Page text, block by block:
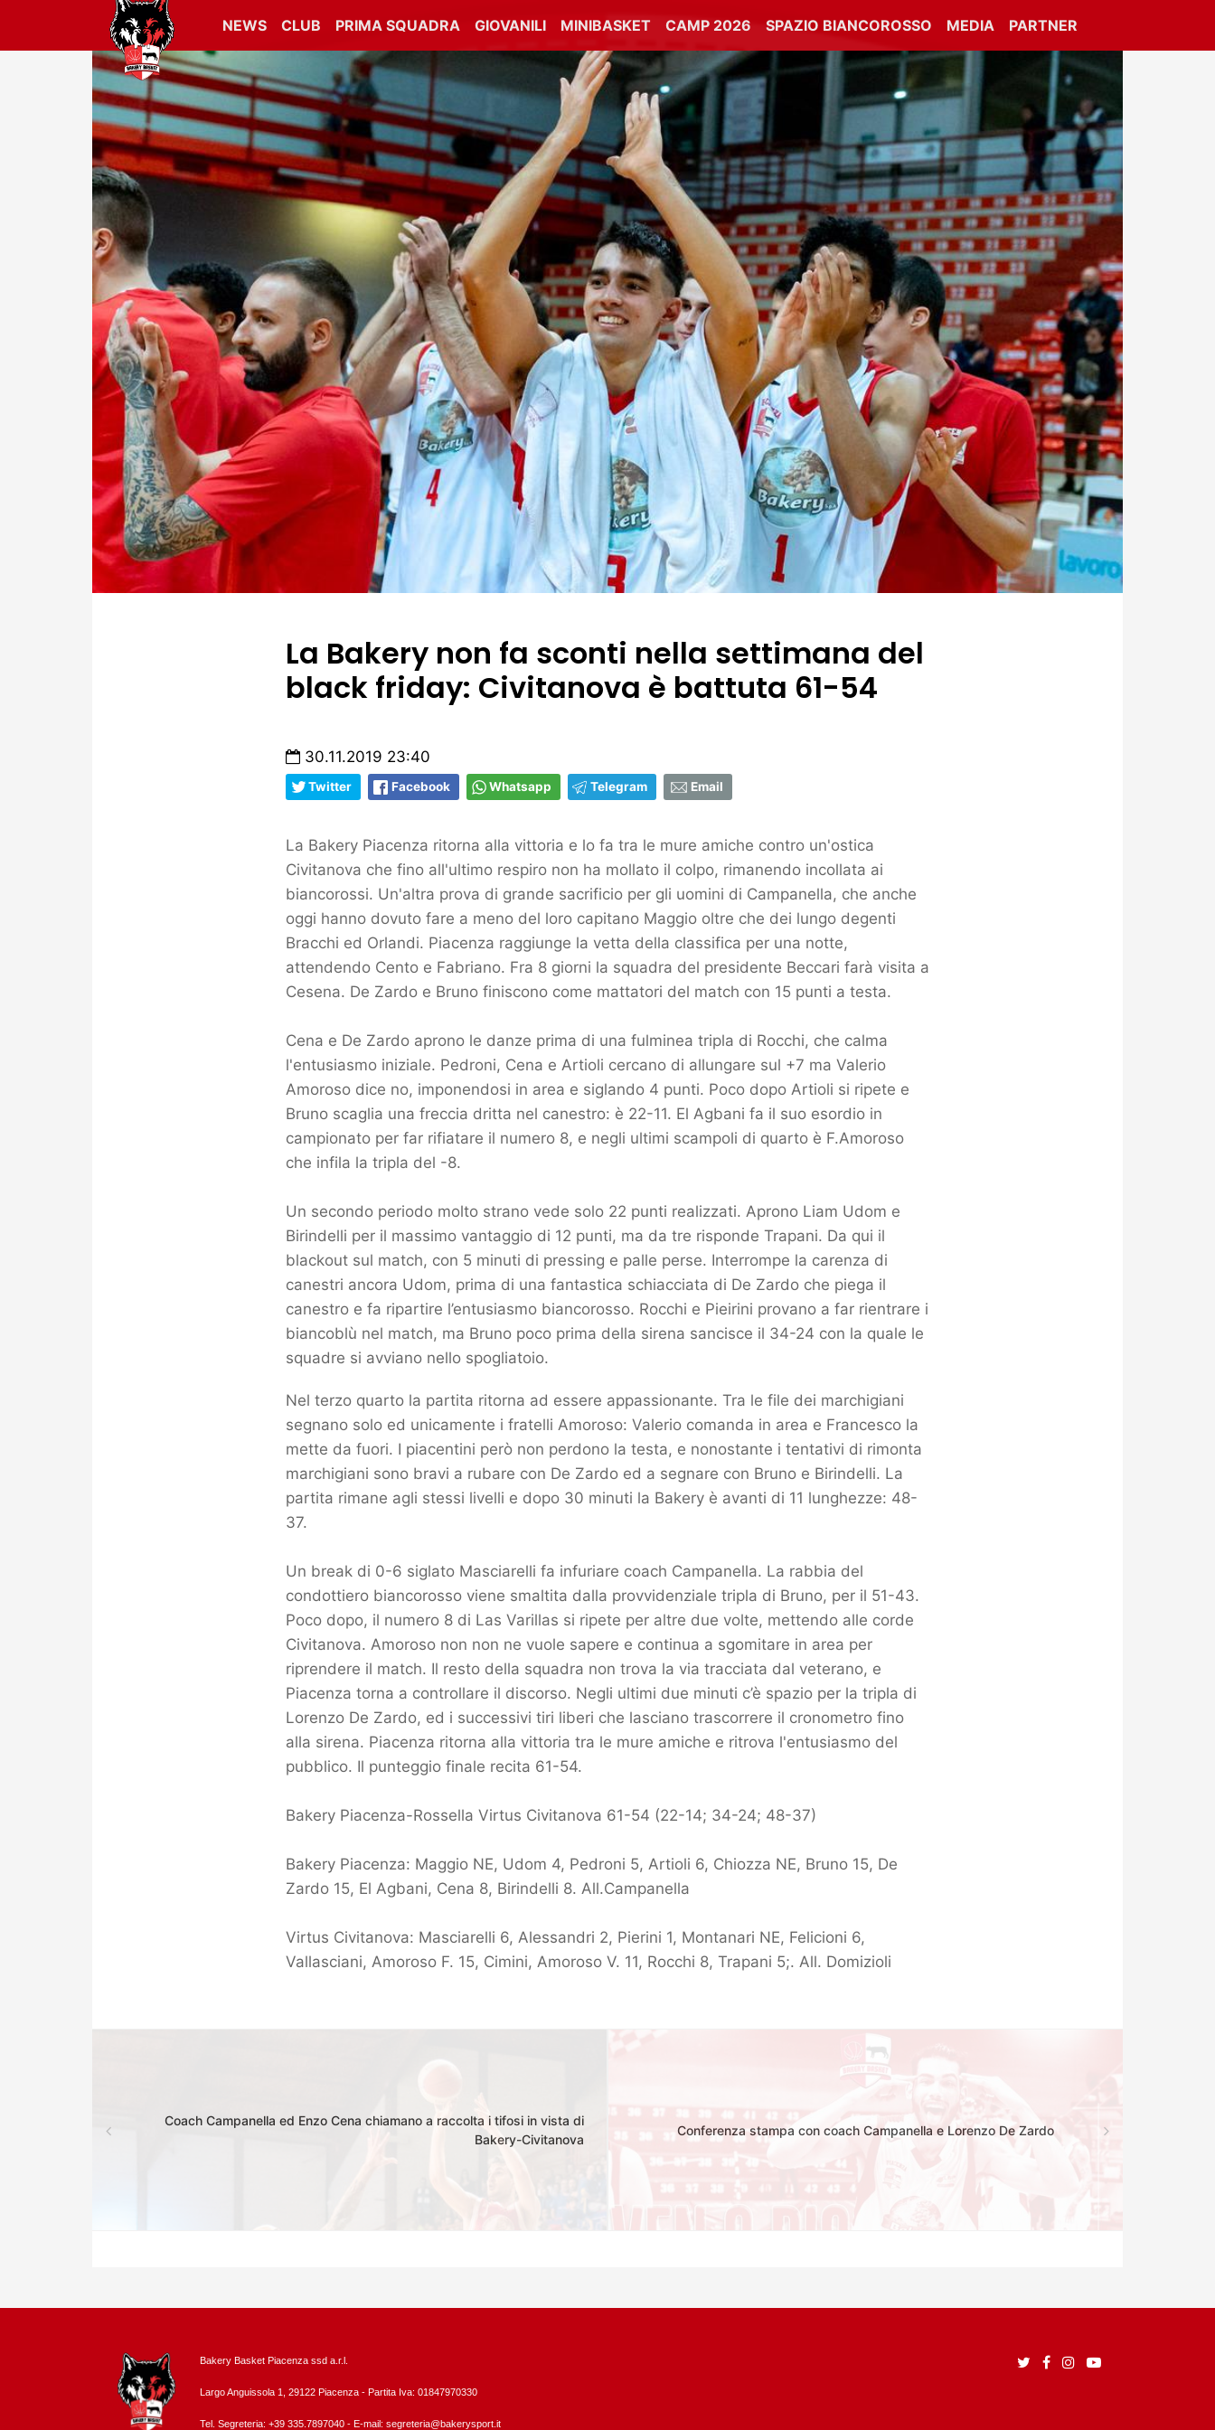
NEWS CLUB PRIMA SQUADRA GIOVANILI MINIBASKET CAMP 2026 SPAZIO BIANCOROSSO MEDIA PARTNER
La Bakery non fa sconti nella settimana del
black friday: Civitanova è battuta 61-54
30.11.2019 23:40
Twitter Facebook Whatsapp Telegram Email
La Bakery Piacenza ritorna alla vittoria e lo fa tra le mure amiche contro un'ostica
Civitanova che fino all'ultimo respiro non ha mollato il colpo, rimanendo incollata ai
biancorossi. Un'altra prova di grande sacrificio per gli uomini di Campanella, che anche
oggi hanno dovuto fare a meno del loro capitano Maggio oltre che dei lungo degenti
Bracchi ed Orlandi. Piacenza raggiunge la vetta della classifica per una notte,
attendendo Cento e Fabriano. Fra 8 giorni la squadra del presidente Beccari farà visita a
Cesena. De Zardo e Bruno finiscono come mattatori del match con 15 punti a testa.
Cena e De Zardo aprono le danze prima di una fulminea tripla di Rocchi, che calma
l'entusiasmo iniziale. Pedroni, Cena e Artioli cercano di allungare sul +7 ma Valerio
Amoroso dice no, imponendosi in area e siglando 4 punti. Poco dopo Artioli si ripete e
Bruno scaglia una freccia dritta nel canestro: è 22-11. El Agbani fa il suo esordio in
campionato per far rifiatare il numero 8, e negli ultimi scampoli di quarto è F.Amoroso
che infila la tripla del -8.
Un secondo periodo molto strano vede solo 22 punti realizzati. Aprono Liam Udom e
Birindelli per il massimo vantaggio di 12 punti, ma da tre risponde Trapani. Da qui il
blackout sul match, con 5 minuti di pressing e palle perse. Interrompe la carenza di
canestri ancora Udom, prima di una fantastica schiacciata di De Zardo che piega il
canestro e fa ripartire l’entusiasmo biancorosso. Rocchi e Pieirini provano a far rientrare i
biancoblù nel match, ma Bruno poco prima della sirena sancisce il 34-24 con la quale le
squadre si avviano nello spogliatoio.
Nel terzo quarto la partita ritorna ad essere appassionante. Tra le file dei marchigiani
segnano solo ed unicamente i fratelli Amoroso: Valerio comanda in area e Francesco la
mette da fuori. I piacentini però non perdono la testa, e nonostante i tentativi di rimonta
marchigiani sono bravi a rubare con De Zardo ed a segnare con Bruno e Birindelli. La
partita rimane agli stessi livelli e dopo 30 minuti la Bakery è avanti di 11 lunghezze: 48-
37.
Un break di 0-6 siglato Masciarelli fa infuriare coach Campanella. La rabbia del
condottiero biancorosso viene smaltita dalla provvidenziale tripla di Bruno, per il 51-43.
Poco dopo, il numero 8 di Las Varillas si ripete per altre due volte, mettendo alle corde
Civitanova. Amoroso non non ne vuole sapere e continua a sgomitare in area per
riprendere il match. Il resto della squadra non trova la via tracciata dal veterano, e
Piacenza torna a controllare il discorso. Negli ultimi due minuti c’è spazio per la tripla di
Lorenzo De Zardo, ed i successivi tiri liberi che lasciano trascorrere il cronometro fino
alla sirena. Piacenza ritorna alla vittoria tra le mure amiche e ritrova l'entusiasmo del
pubblico. Il punteggio finale recita 61-54.
Bakery Piacenza-Rossella Virtus Civitanova 61-54 (22-14; 34-24; 48-37)
Bakery Piacenza: Maggio NE, Udom 4, Pedroni 5, Artioli 6, Chiozza NE, Bruno 15, De
Zardo 15, El Agbani, Cena 8, Birindelli 8. All.Campanella
Virtus Civitanova: Masciarelli 6, Alessandri 2, Pierini 1, Montanari NE, Felicioni 6,
Vallasciani, Amoroso F. 15, Cimini, Amoroso V. 11, Rocchi 8, Trapani 5;. All. Domizioli
Coach Campanella ed Enzo Cena chiamano a raccolta i tifosi in vista di
Bakery-Civitanova
Conferenza stampa con coach Campanella e Lorenzo De Zardo
Bakery Basket Piacenza ssd a.r.l.
Largo Anguissola 1, 29122 Piacenza - Partita Iva: 01847970330
Tel. Segreteria: +39 335.7897040 - E-mail: segreteria@bakerysport.it